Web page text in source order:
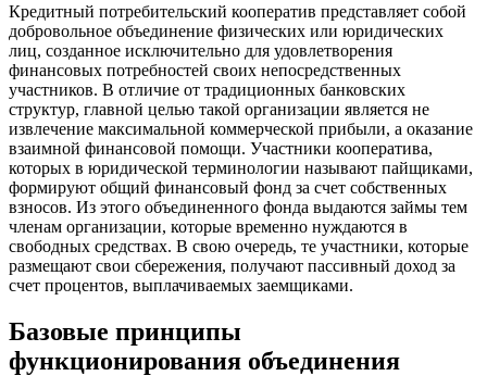
Кредитный потребительский кооператив представляет собой
добровольное объединение физических или юридических
лиц, созданное исключительно для удовлетворения
финансовых потребностей своих непосредственных
участников. В отличие от традиционных банковских
структур, главной целью такой организации является не
извлечение максимальной коммерческой прибыли, а оказание
взаимной финансовой помощи. Участники кооператива,
которых в юридической терминологии называют пайщиками,
формируют общий финансовый фонд за счет собственных
взносов. Из этого объединенного фонда выдаются займы тем
членам организации, которые временно нуждаются в
свободных средствах. В свою очередь, те участники, которые
размещают свои сбережения, получают пассивный доход за
счет процентов, выплачиваемых заемщиками.
Базовые принципы
функционирования объединения